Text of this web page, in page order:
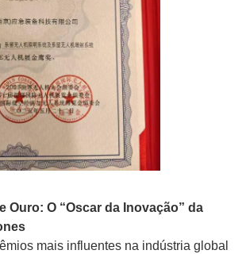
Ouro: O “Oscar da Inovação” da
mais influentes na indústria global